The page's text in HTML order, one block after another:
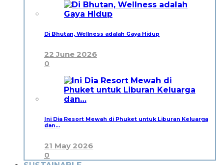
Di Bhutan, Wellness adalah Gaya Hidup
22 June 2026
0
Ini Dia Resort Mewah di Phuket untuk Liburan Keluarga
dan…
21 May 2026
0